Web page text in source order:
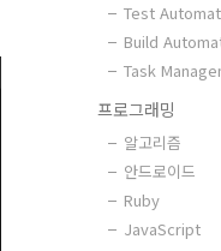
Test
Build
Task
프로그래밍
알고리즘
안드로이드
Ruby
JavaScript